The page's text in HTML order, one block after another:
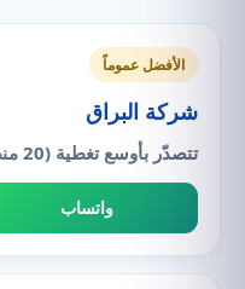
الأفضل عموماً
شركة البراق
تتصدّر بأوسع تغطية (20 منطقة).
واتساب